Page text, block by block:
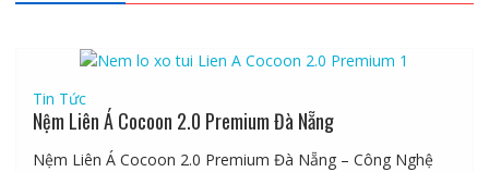
Tin Tức
Nệm Liên Á Cocoon 2.0 Premium Đà Nẵng
Nệm Liên Á Cocoon 2.0 Premium Đà Nẵng – Công Nghệ